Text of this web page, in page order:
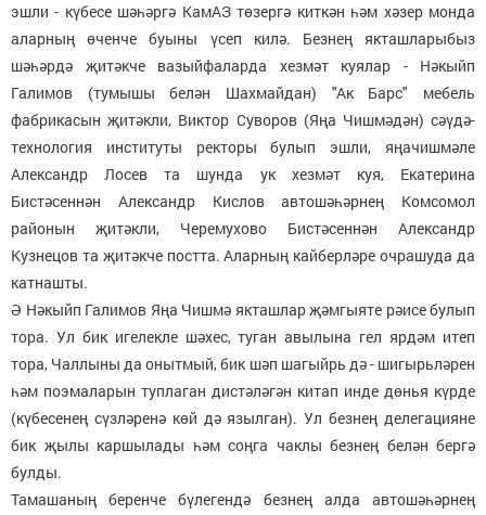
эшли - күбесе шәһәргә КамАЗ төзергә киткән һәм хәзер монда
аларның өченче буыны үсеп килә. Безнең якташларыбыз
шәһәрдә җитәкче вазыйфаларда хезмәт куялар - Нәкыйп
Галимов (тумышы белән Шахмайдан) "Ак Барс" мебель
фабрикасын җитәкли, Виктор Суворов (Яңа Чишмәдән) сәүдә-
технология институты ректоры булып эшли, яңачишмәле
Александр Лосев та шунда ук хезмәт куя, Екатерина
Бистәсеннән Александр Кислов автошәһәрнең Комсомол
районын җитәкли, Черемухово Бистәсеннән Александр
Кузнецов та җитәкче постта. Аларның кайберләре очрашуда да
катнашты.
Ә Нәкыйп Галимов Яңа Чишмә якташлар җәмгыяте рәисе булып
тора. Ул бик игелекле шәхес, туган авылына гел ярдәм итеп
тора, Чаллыны да онытмый, бик шәп шагыйрь дә - шигырьләрен
һәм поэмаларын туплаган дистәләгән китап инде дөнья күрде
(күбесенең сүзләренә көй дә язылган). Ул безнең делегацияне
бик җылы каршылады һәм соңга чаклы безнең белән бергә
булды.
Тамашаның беренче бүлегендә безнең алда автошәһәрнең